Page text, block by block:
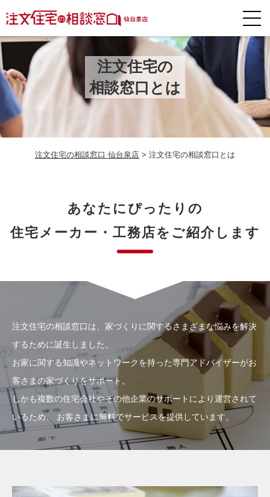
注文住宅の
相談窓口とは
注文住宅の相談窓口 仙台泉店 > 注文住宅の相談窓口とは
あなたにぴったりの
住宅メーカー・工務店をご紹介します
注文住宅の相談窓口は、家づくりに関するさまざまな悩みを解決
するために誕生しました。
お家に関する知識やネットワークを持った専門アドバイザーがお
客さまの家づくりをサポート。
しかも複数の住宅会社やその他企業のサポートにより運営されて
いるため、
お客さまに無料でサービスを提供しています。